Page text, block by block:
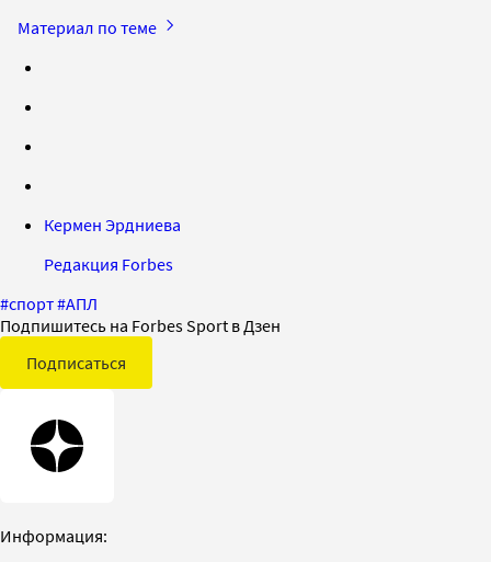
Материал по теме
Кермен Эрдниева
Редакция Forbes
#спорт#АПЛ
Подпишитесь на Forbes Sport в Дзен
Подписаться
Информация: